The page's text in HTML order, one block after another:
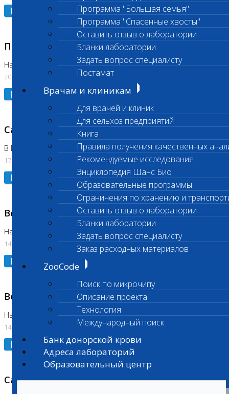
Программа "Большая семья"
Программа "Спасенные хвосты"
Оставить отзыв о лаборатории
Бланки лаборатории
Задать вопрос специалисту
Постамат
Врачам и клиникам
Для врачей и клиник
Для сельхоз предприятий
Книга
Правила получения качественных
Рекомендуемые исследования
Энциклопедия Шанс Био
Образовательные программы
Ограничения по хранению и
Оставить отзыв о лаборатории
Бланки лаборатории
Задать вопрос специалисту
Заказ расходных материалов
ZooCode
Поиск по микрочипу
Описание проекта
Технология
Международный поиск
Банк донорской крови
Адреса лабораторий
Образовательный центр
Подробнее
Приостановлено выполнение исследования
На Нагорной
20.07.2026
Подробнее
Санитарный день
В Бутово
17.07.2026
Подробнее
Возобновлено выполнение исследования
На Нагорной (Код 961, 962)
14.07.2026
Подробнее
Возобновлено выполнение исследования
На Нагорной (Код 157)
14.07.2026
Подробнее
Санитарный день